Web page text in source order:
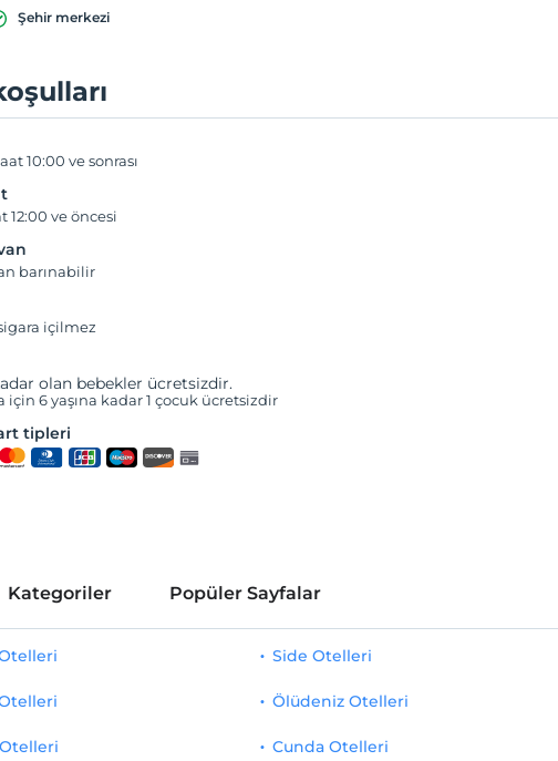
Şehir merkezi
10:00 ve sonrası
12:00 ve öncesi
barınabilir
içilmez
olan bebekler ücretsizdir.
için 6 yaşına kadar 1 çocuk ücretsizdir
tipleri
Kategoriler Popüler Sayfalar
Side Otelleri
Ölüdeniz Otelleri
Cunda Otelleri